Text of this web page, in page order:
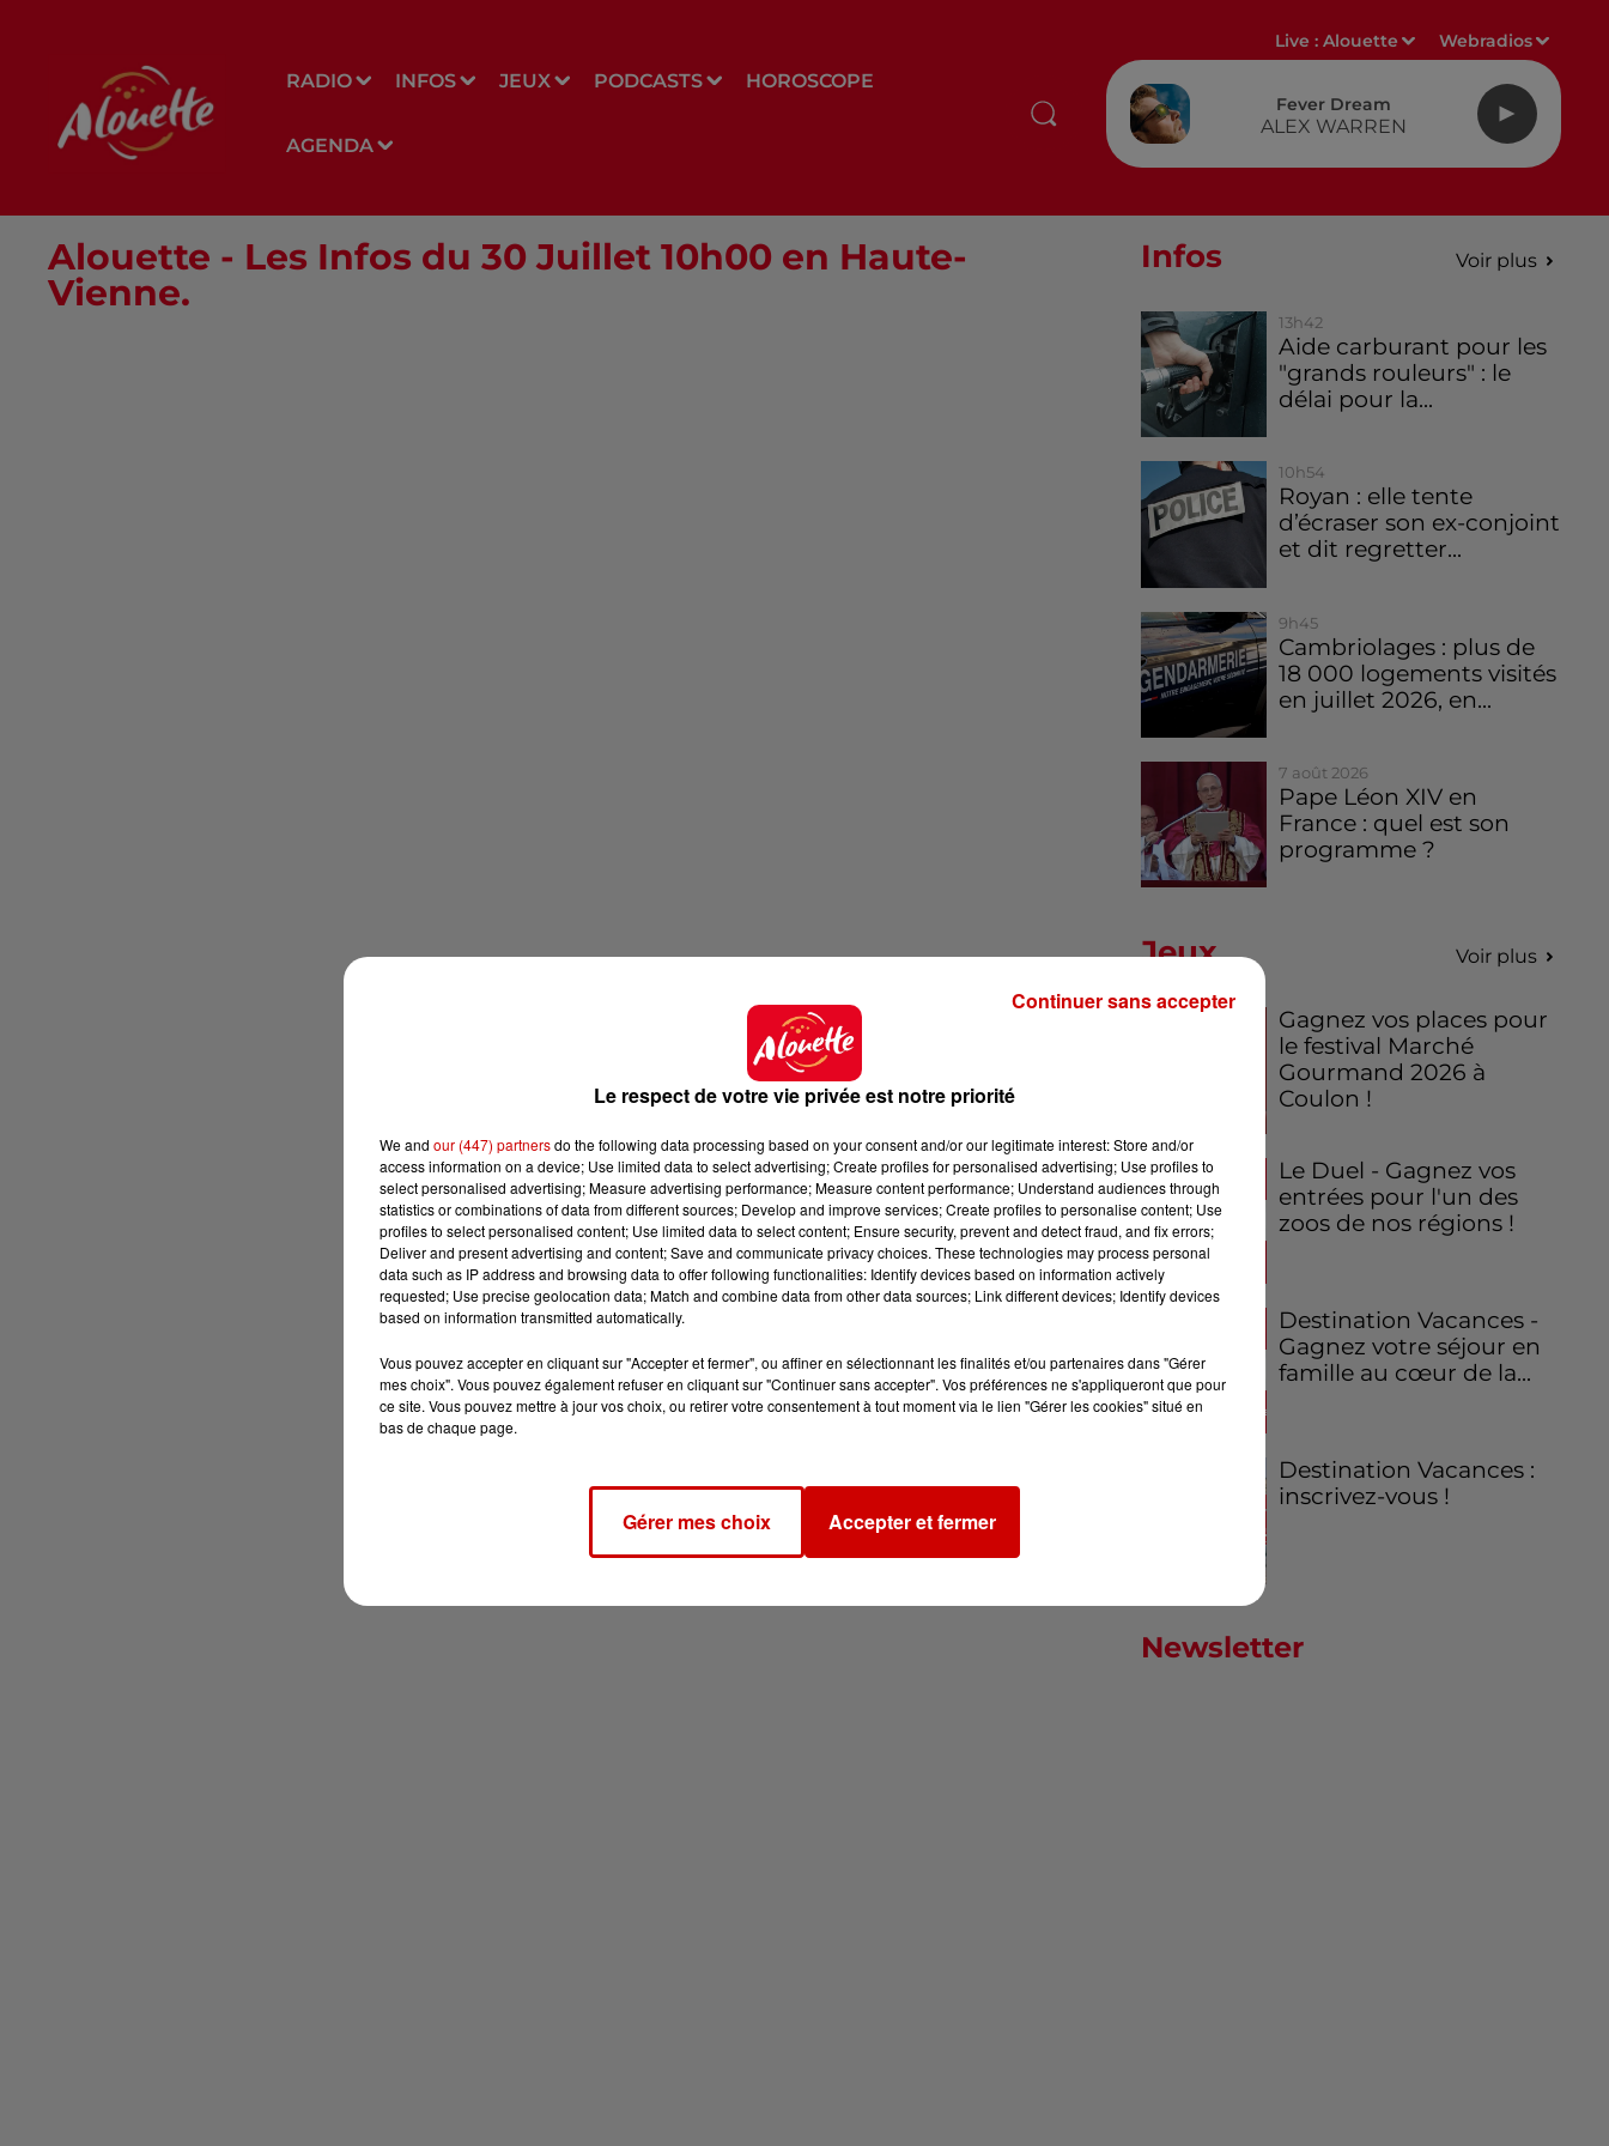
RADIO INFOS JEUX PODCASTS HOROSCOPE
AGENDA
Live :Alouette Webradios
Fever Dream
ALEX WARREN
Alouette - Les Infos du 30 Juillet 10h00 en Haute-
Vienne.
Infos Voir plus
13h42
Aide carburant pour les
"grands rouleurs" : le
délai pour la...
10h54
Royan : elle tente
d’écraser son ex-conjoint
et dit regretter...
9h45
Cambriolages : plus de
18 000 logements visités
en juillet 2026, en...
7 août 2026
Pape Léon XIV en
France : quel est son
programme ?
Jeux Voir plus
Gagnez vos places pour
le festival Marché
Gourmand 2026 à
Coulon !
Le Duel - Gagnez vos
entrées pour l'un des
zoos de nos régions !
Destination Vacances -
Gagnez votre séjour en
famille au cœur de la...
Destination Vacances :
inscrivez-vous !
Newsletter
Le respect de votre vie privée est notre priorité
We and our (447) partnersdo the following data processing based on your consent and/or our legitimate interest: Store and/or
access information on a device; Use limited data to select advertising; Create profiles for personalised advertising; Use profiles to
select personalised advertising; Measure advertising performance; Measure content performance; Understand audiences through
statistics or combinations of data from different sources; Develop and improve services; Create profiles to personalise content; Use
profiles to select personalised content; Use limited data to select content; Ensure security, prevent and detect fraud, and fix errors;
Deliver and present advertising and content; Save and communicate privacy choices. These technologies may process personal
data such as IP address and browsing data to offer following functionalities: Identify devices based on information actively
requested; Use precise geolocation data; Match and combine data from other data sources; Link different devices; Identify devices
based on information transmitted automatically.
Vous pouvez accepter en cliquant sur "Accepter et fermer", ou affiner en sélectionnant les finalités et/ou partenaires dans "Gérer
mes choix". Vous pouvez également refuser en cliquant sur "Continuer sans accepter". Vos préférences ne s'appliqueront que pour
ce site. Vous pouvez mettre à jour vos choix, ou retirer votre consentement à tout moment via le lien "Gérer les cookies" situé en
bas de chaque page.
Gérer mes choix Accepter et fermer
Continuer sans accepter